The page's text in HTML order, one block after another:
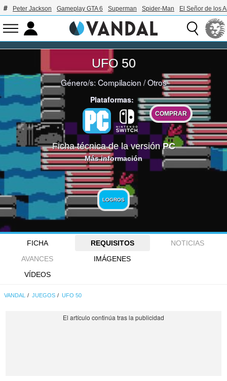
Peter Jackson Gameplay GTA 6 Superman Spider-Man El Señor de los
UFO 50
Género/s:Compilacion /Otros
Plataformas:
COMPRAR
Ficha técnica de la versiónPC
Más información
LOGROS
FICHA REQUISITOS
NOTICIAS
AVANCES
IMÁGENES
VÍDEOS
VANDAL JUEGOS UFO 50